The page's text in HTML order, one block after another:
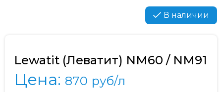
В наличии
Lewatit (Леватит) NM60 / NM91
Цена: 870 руб/л